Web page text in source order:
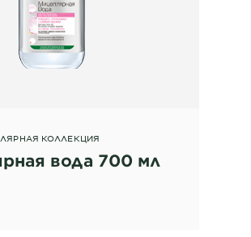
КОЛЛЕКЦИЯ
вода 700 мл